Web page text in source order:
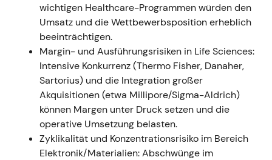
2021 Q2 (berichtet Mai/August 2021) — Starke
operative Ergebnisse und erneut angehobener
Ausblick- Ereignis: Der Konzernumsatz stieg im
zweiten Quartal um 18,2 % auf 4,9 Mrd. €, das
EBITDA pre legte um 46,7 % auf 1,6 Mrd. € zu, der
EPS pre um 72,3 % auf 2,24 €; die Jahresprognose
2021 wurde erneut angehoben (Umsatz 18,8–19,7
Mrd. €; EBITDA pre 5,6–6,0 Mrd. €).[8]-
Einordnung: Merck festigte seinen Ruf als
Wachstumsunternehmen mit mehreren
Standbbeinen — Life Science, Healthcare-Launches
wichtigen Healthcare-Programmen würden den
Umsatz und die Wettbewerbsposition erheblich
beeinträchtigen.
Margin- und Ausführungsrisiken in Life Sciences:
Intensive Konkurrenz (Thermo Fisher, Danaher,
Sartorius) und die Integration großer
Akquisitionen (etwa Millipore/Sigma-Aldrich)
können Margen unter Druck setzen und die
operative Umsetzung belasten.
Zyklikalität und Konzentrationsrisiko im Bereich
Elektronik/Materialien: Abschwünge im